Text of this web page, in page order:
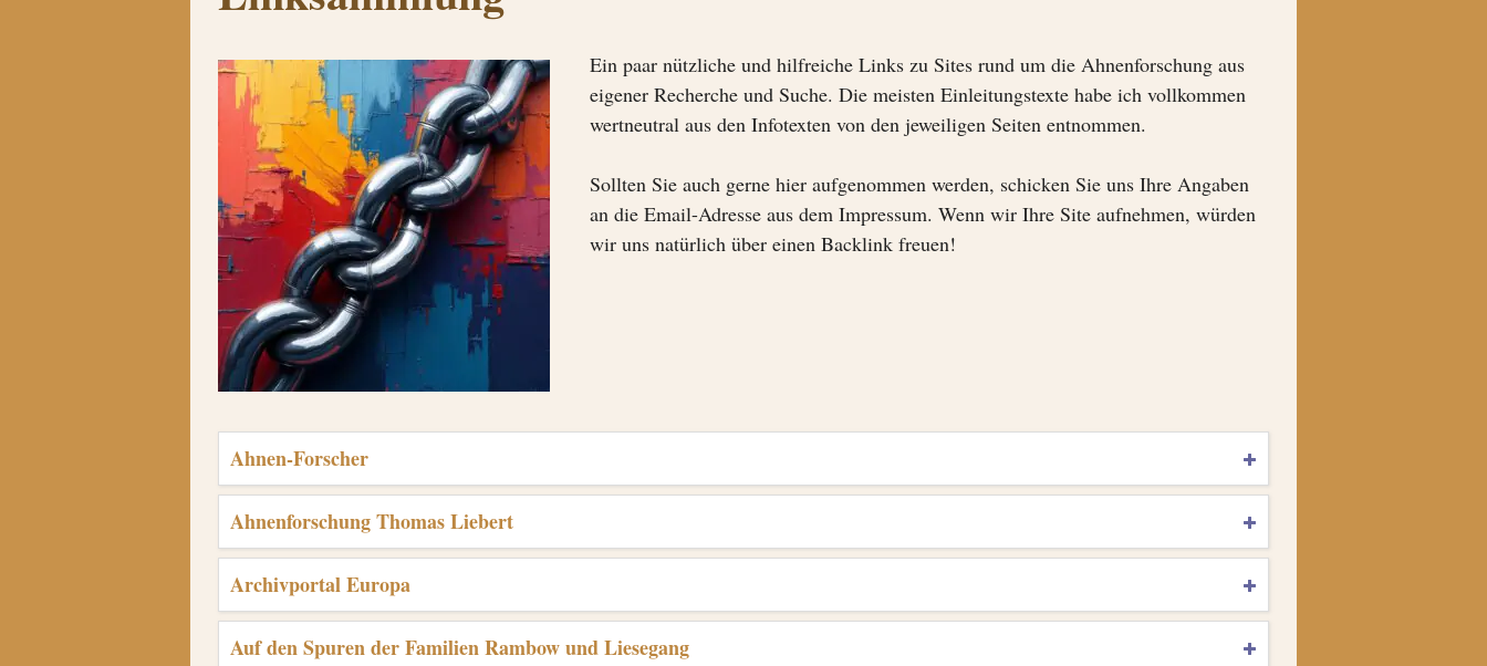
Ein paar nützliche und hilfreiche Links zu Sites rund um die Ahnenforschung aus
eigener Recherche und Suche. Die meisten Einleitungstexte habe ich vollkommen
wertneutral aus den Infotexten von den jeweiligen Seiten entnommen.
Sollten Sie auch gerne hier aufgenommen werden, schicken Sie uns Ihre Angaben
an die Email-Adresse aus dem Impressum. Wenn wir Ihre Site aufnehmen, würden
wir uns natürlich über einen Backlink freuen!
Ahnen-Forscher
Ahnenforschung Thomas Liebert
Archivportal Europa
Auf den Spuren der Familien Rambow und Liesegang